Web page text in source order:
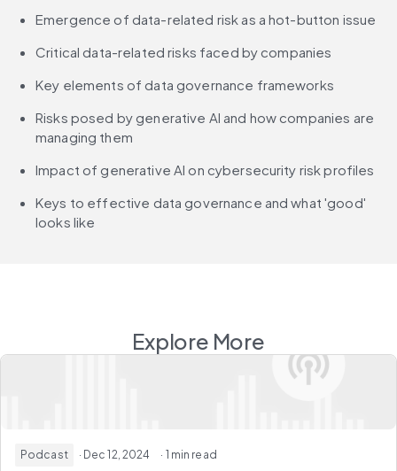
Emergence of data-related risk as a hot-button issue
Critical data-related risks faced by companies
Key elements of data governance frameworks
Risks posed by generative AI and how companies are
managing them
Impact of generative AI on cybersecurity risk profiles
Keys to effective data governance and what 'good'
looks like
Explore More
Podcast · Dec 12, 2024 · 1 min read